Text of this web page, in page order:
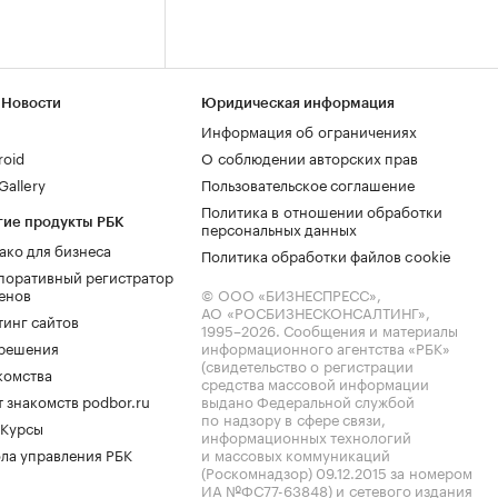
продукты РБК
для бизнеса
регистратор
сайтов
знакомств podbor.ru
управления РБК
Юридическая информация
Информация об ограничениях
О соблюдении авторских прав
Пользовательское соглашение
Политика в отношении обработки
персональных данных
Политика обработки файлов cookie
© ООО «БИЗНЕСПРЕСС»,
АО «РОСБИЗНЕСКОНСАЛТИНГ»,
1995–2026. Сообщения и материалы
информационного агентства «РБК»
(свидетельство о регистрации
средства массовой информации
выдано Федеральной службой
по надзору в сфере связи,
информационных технологий
и массовых коммуникаций
(Роскомнадзор) 09.12.2015 за номером
ИА №ФС77-63848) и сетевого издания